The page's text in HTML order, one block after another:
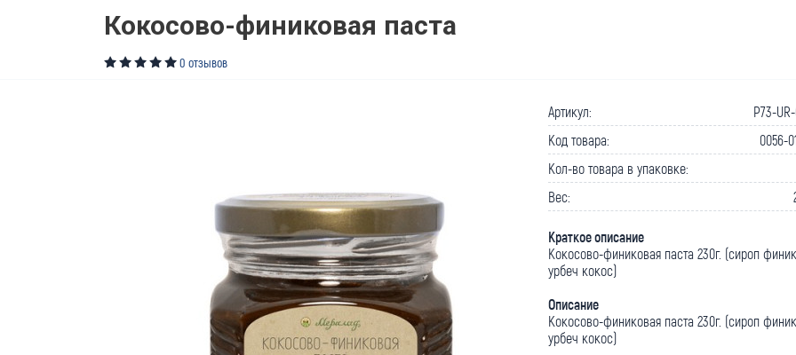
Кокосово-финиковая паста
0 отзывов
Артикул:
P73-
Код товара:
0056-
Кол-во товара в упаковке:
Вес:
Краткое описание
Кокосово-финиковая паста 230г. (сироп
урбеч кокос)
Описание
Кокосово-финиковая паста 230г. (сироп
урбеч кокос)